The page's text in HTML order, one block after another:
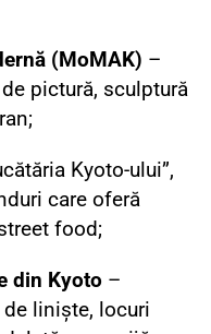
(MoMAK) –
pictură, sculptură
Kyoto-ului”,
care oferă
food;
din Kyoto –
de liniște, locuri